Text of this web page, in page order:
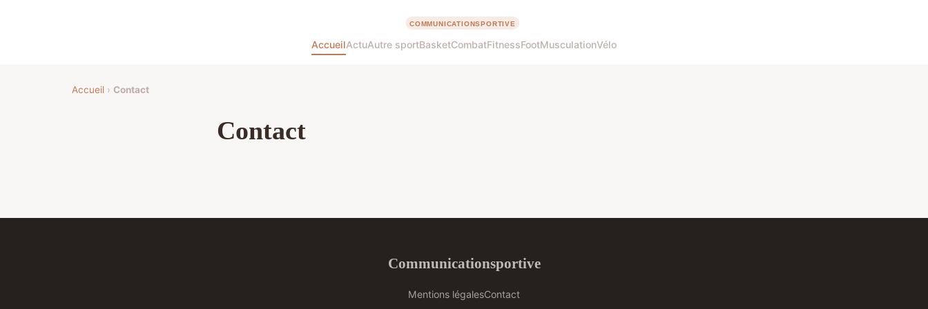
AccueilActuAutre sportBasketCombatFitnessFootMusculationVélo
Accueil › Contact
Contact
Communicationsportive
Mentions légalesContact